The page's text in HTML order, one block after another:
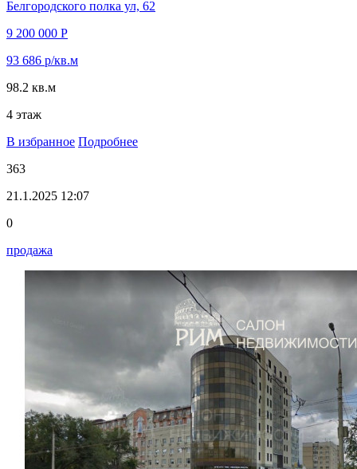
Белгородского полка ул, 62
9 200 000 Р
93 686 р/кв.м
98.2 кв.м
4 этаж
В избранное Подробнее
363
21.1.2025 12:07
0
продажа